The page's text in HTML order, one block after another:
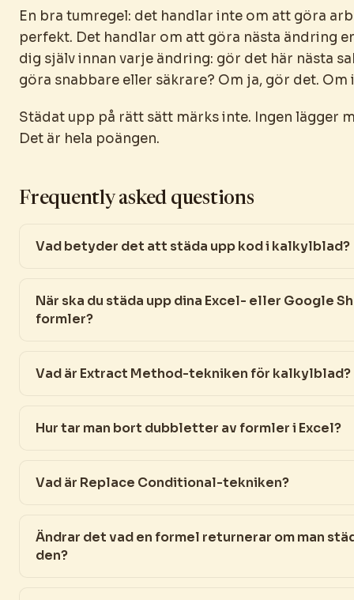
En bra tumregel: det handlar inte om att göra
perfekt. Det handlar om att göra nästa ändring
dig själv innan varje ändring: gör det här nästa
göra snabbare eller säkrare? Om ja, gör det. Om
Städat upp på rätt sätt märks inte. Ingen lägger
Det är hela poängen.
Frequently asked questions
Vad betyder det att städa upp kod i kalkylblad?
När ska du städa upp dina Excel- eller Google
formler?
Vad är Extract Method-tekniken för kalkylblad?
Hur tar man bort dubbletter av formler i Excel?
Vad är Replace Conditional-tekniken?
Ändrar det vad en formel returnerar om man
den?